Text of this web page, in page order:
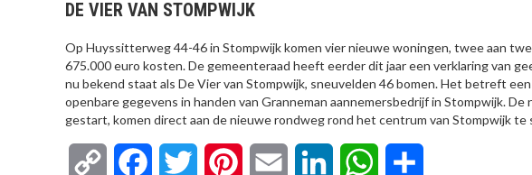
DE VIER VAN STOMPWIJK
Op Huyssitterweg 44-46 in Stompwijk komen vier nieuwe woningen, twee aan
675.000 euro kosten. De gemeenteraad heeft eerder dit jaar een verklaring van
nu bekend staat als De Vier van Stompwijk, sneuvelden 46 bomen. Het betreft
openbare gegevens in handen van Granneman aannemersbedrijf in Stompwijk.
gestart, komen direct aan de nieuwe rondweg rond het centrum van Stompwijk te
Copy FacebookTwitter Pinterest Email LinkedIn WhatsApp